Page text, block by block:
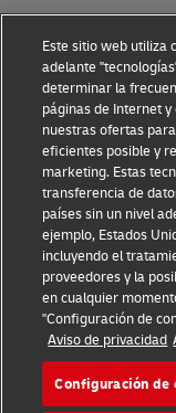
Condiciones de uso
Aviso de privacidad
Información adicional
Ajustes de cookies
Síganos
2026 © -
Este sitio web utiliza
adelante
determinar la
páginas de Internet
nuestras ofertas
eficientes posible y
marketing. Estas
transferencia de
países sin un nivel
ejemplo, Estados
incluyendo el
proveedores y la
en cualquier
"Configuración de
Aviso de privacidad
Configuración